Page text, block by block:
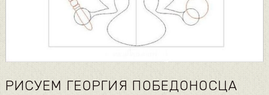
РИСУЕМ ГЕОРГИЯ ПОБЕДОНОСЦА